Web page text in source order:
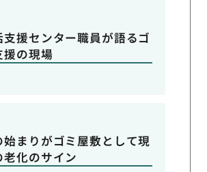
支援センター職員が語るゴ
援の現場
始まりがゴミ屋敷として現
老化のサイン